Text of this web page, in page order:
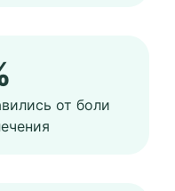
от боли